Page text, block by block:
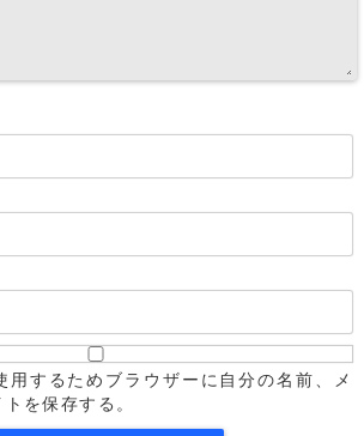
用するためブラウザーに自分の名前、メ
を保存する。